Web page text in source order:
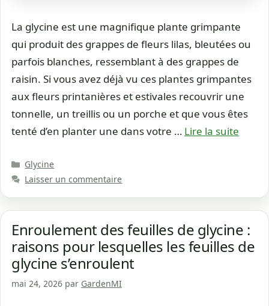
La glycine est une magnifique plante grimpante
qui produit des grappes de fleurs lilas, bleutées ou
parfois blanches, ressemblant à des grappes de
raisin. Si vous avez déjà vu ces plantes grimpantes
aux fleurs printanières et estivales recouvrir une
tonnelle, un treillis ou un porche et que vous êtes
tenté d’en planter une dans votre … Lire la suite
Catégories
Glycine
Laisser un commentaire
Enroulement des feuilles de glycine :
raisons pour lesquelles les feuilles de
glycine s’enroulent
mai 24, 2026 par GardenMI